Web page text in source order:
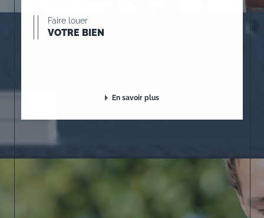
Faire louer
VOTRE BIEN
En savoir plus